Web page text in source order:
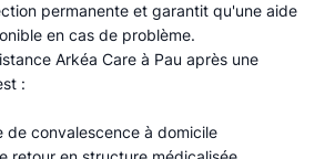
permanente et garantit qu'une aide
en cas de problème.
Arkéa Care à Pau après une
:
de convalescence à domicile